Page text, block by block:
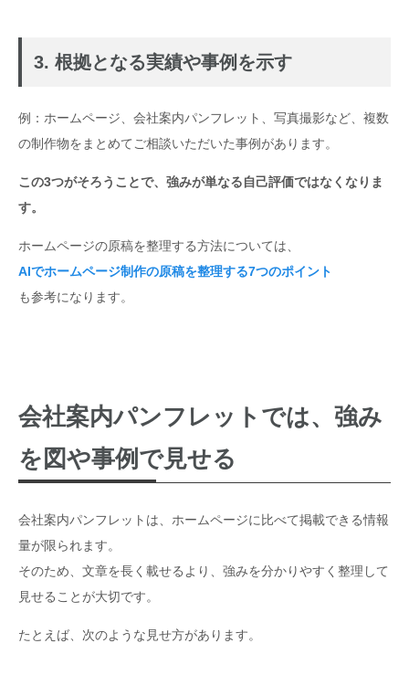
3. 根拠となる実績や事例を示す
例：ホームページ、会社案内パンフレット、写真撮影など、複数
の制作物をまとめてご相談いただいた事例があります。
この3つがそろうことで、強みが単なる自己評価ではなくなりま
す。
ホームページの原稿を整理する方法については、
AIでホームページ制作の原稿を整理する7つのポイント
も参考になります。
会社案内パンフレットでは、強み
を図や事例で見せる
会社案内パンフレットは、ホームページに比べて掲載できる情報
量が限られます。
そのため、文章を長く載せるより、強みを分かりやすく整理して
見せることが大切です。
たとえば、次のような見せ方があります。